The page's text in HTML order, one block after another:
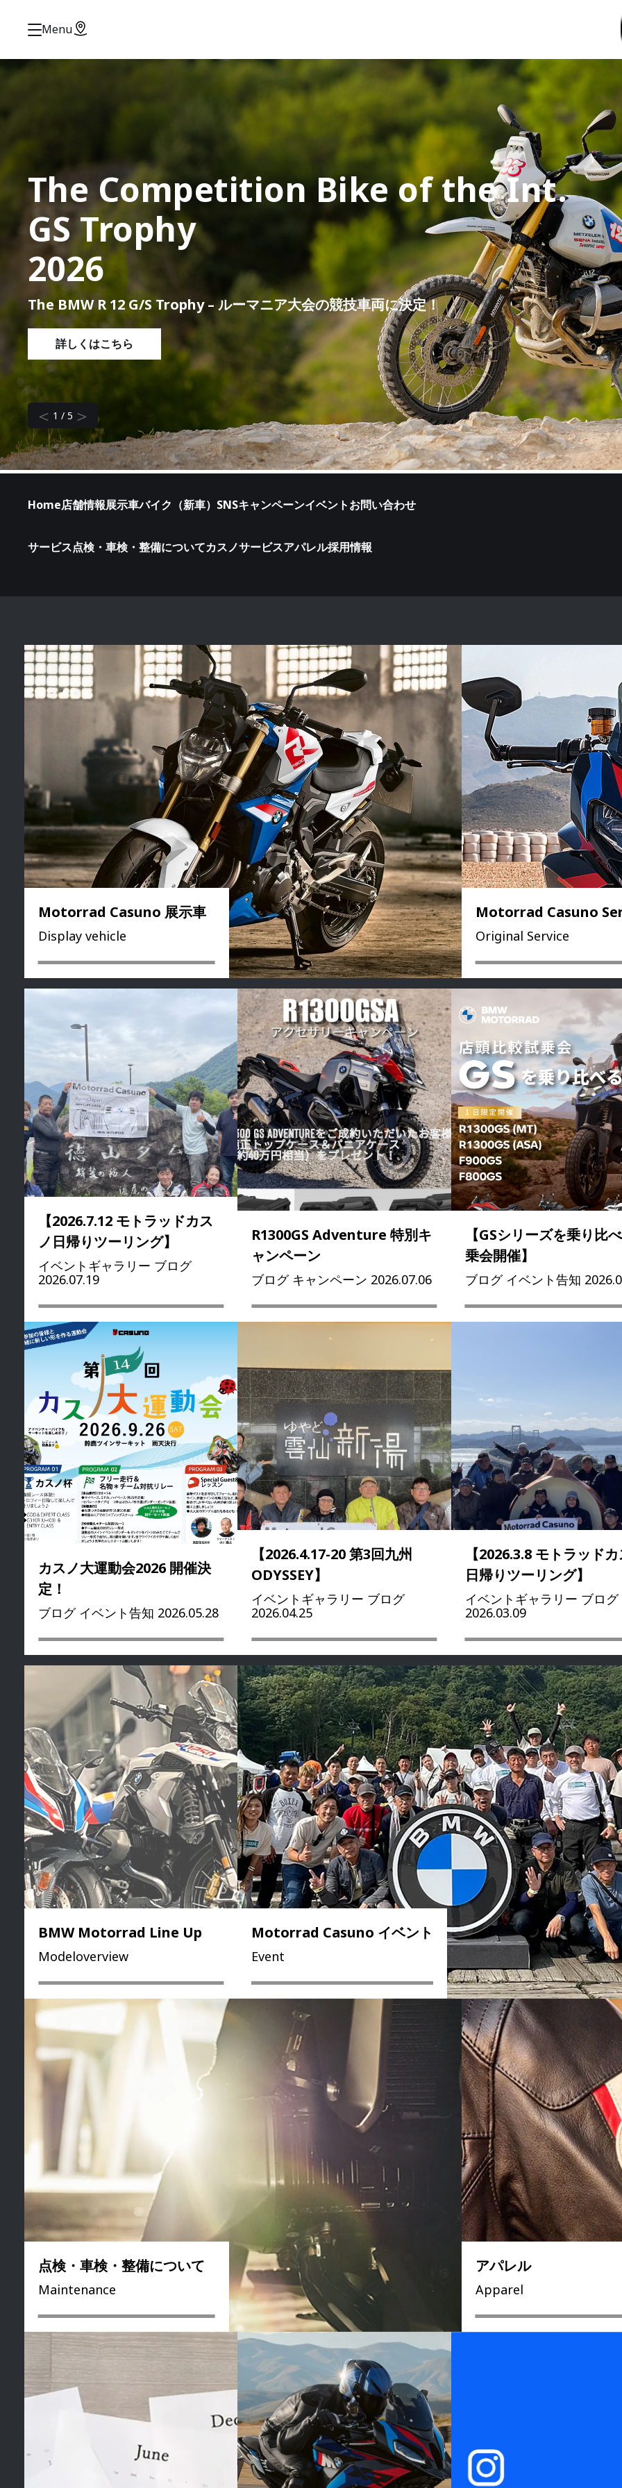
Menu
DISCOVERY RIDE
2026 出雲
神々の国、 日本の源流を辿る旅
≪参加申込受付中≫
詳しくはこちら
＜ 2 / 5 ＞
Home店舗情報展示車バイク（新車） SNSキャンペーンイベントお問い合わせ
サービス点検・車検・整備についてカスノサービスアパレル採用情報
Motorrad Casuno 展示車
Display vehicle
Motorrad Casuno
Original Service
【2026.7.12 モトラッドカス
ノ日帰りツーリング】
イベントギャラリー ブログ
2026.07.19
R1300GS Adventure 特別キ
ャンペーン
ブログ キャンペーン 2026.07.06
【GSシリーズを乗り比
乗会開催】
ブログ イベント告知
カスノ大運動会2026 開催決
定！
ブログ イベント告知 2026.05.28
【2026.4.17-20 第3回九州
ODYSSEY】
イベントギャラリー ブログ
2026.04.25
【2026.3.8 モトラッド
日帰りツーリング】
イベントギャラリー ブログ
2026.03.09
BMW Motorrad Line Up
Modeloverview
Motorrad Casuno イベント
Event
点検・車検・整備について
Maintenance
アパレル
Apparel